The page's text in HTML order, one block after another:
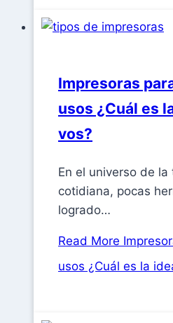
Impresoras
usos ¿Cuál es
vos?
En el universo de la
cotidiana, pocas
logrado…
Read More
usos ¿Cuál es la